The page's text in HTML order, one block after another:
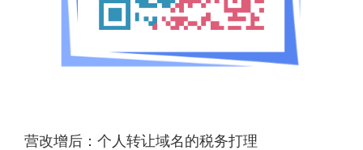
营改增后：个人转让域名的税务打理